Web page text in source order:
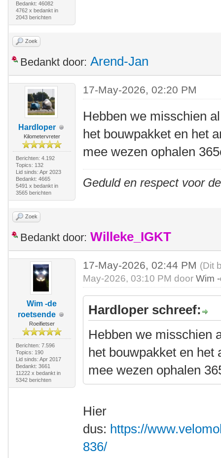
Bedankt: 46082
4762 x bedankt in
2043 berichten
Zoek
Bedankt door: Arend-Jan
Hardloper
Kilometervreter
Berichten: 4.192
Topics: 132
Lid sinds: Apr 2023
Bedankt: 4665
5491 x bedankt in
3565 berichten
17-May-2026, 02:20 PM
Hebben we misschien
het bouwpakket en het
mee wezen ophalen
Geduld en respect voor
Zoek
Bedankt door: Willeke_IGKT
Wim -de
roetsende
Roeifietser
Berichten: 7.596
Topics: 190
Lid sinds: Apr 2017
Bedankt: 3661
11222 x bedankt in
5342 berichten
17-May-2026, 02:44 PM (Dit
May-2026, 03:10 PM doorWim
Hardloper schreef:
Hebben we misschien
het bouwpakket en het
mee wezen ophalen
Hier
dus: https://
836/